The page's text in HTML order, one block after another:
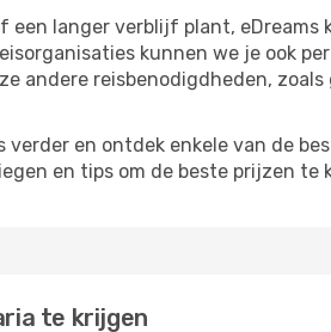
langer verblijf plant,
kunnen we je ook
andere reisbenodigdheden,
verder en ontdek enkele van de
en tips om de beste prijzen
te krijgen